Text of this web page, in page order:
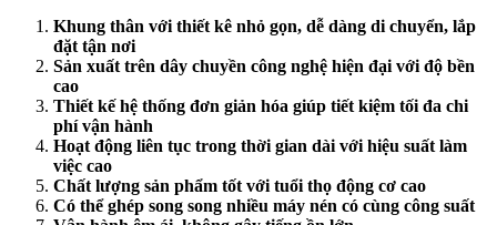
Khung thân với thiết kê nhỏ gọn, dễ dàng di chuyển, lắp
đặt tận nơi
Sản xuất trên dây chuyền công nghệ hiện đại với độ bền
cao
Thiết kế hệ thống đơn giản hóa giúp tiết kiệm tối đa chi
phí vận hành
Hoạt động liên tục trong thời gian dài với hiệu suất làm
việc cao
Chất lượng sản phẩm tốt với tuổi thọ động cơ cao
Có thể ghép song song nhiều máy nén có cùng công suất